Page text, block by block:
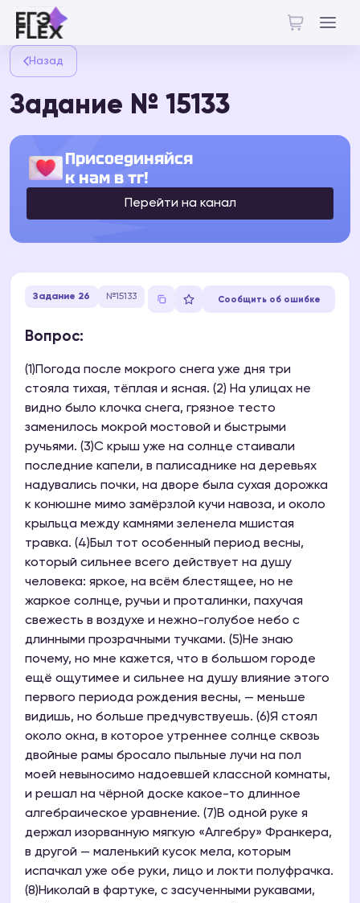
Назад
Задание № 15133
Присоединяйся
к нам в тг!
Перейти на канал
Задание 26 №15133 Сообщить об ошибке
Вопрос:
(1)Погода после мокрого снега уже дня три
стояла тихая, тёплая и ясная. (2) На улицах не
видно было клочка снега, грязное тесто
заменилось мокрой мостовой и быстрыми
ручьями. (3)С крыш уже на солнце стаивали
последние капели, в палисаднике на деревьях
надувались почки, на дворе была сухая дорожка
к конюшне мимо замёрзлой кучи навоза, и около
крыльца между камнями зеленела мшистая
травка. (4)Был тот особенный период весны,
который сильнее всего действует на душу
человека: яркое, на всём блестящее, но не
жаркое солнце, ручьи и проталинки, пахучая
свежесть в воздухе и нежно-голубое небо с
длинными прозрачными тучками. (5)Не знаю
почему, но мне кажется, что в большом городе
ещё ощутимее и сильнее на душу влияние этого
первого периода рождения весны, — меньше
видишь, но больше предчувствуешь. (6)Я стоял
около окна, в которое утреннее солнце сквозь
двойные рамы бросало пыльные лучи на пол
моей невыносимо надоевшей классной комнаты,
и решал на чёрной доске какое-то длинное
алгебраическое уравнение. (7)В одной руке я
держал изорванную мягкую «Алгебру» Франкера,
в другой — маленький кусок мела, которым
испачкал уже обе руки, лицо и локти полуфрачка.
(8)Николай в фартуке, с засученными рукавами,